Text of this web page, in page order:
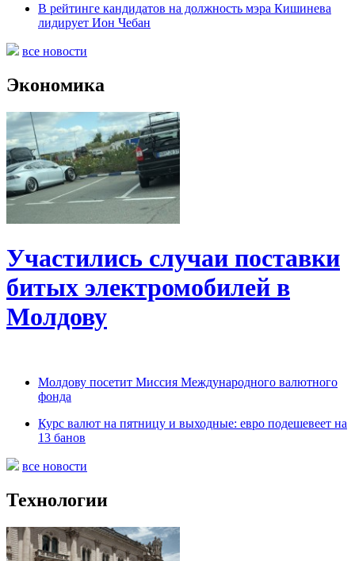
В рейтинге кандидатов на должность мэра Кишинева
лидирует Ион Чебан
все новости
Экономика
Участились случаи поставки
битых электромобилей в
Молдову
Молдову посетит Миссия Международного валютного
фонда
Курс валют на пятницу и выходные: евро подешевеет на
13 банов
все новости
Технологии